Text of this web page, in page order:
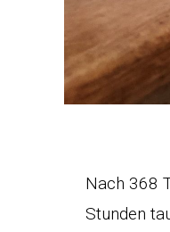
Nach 368
Stunden